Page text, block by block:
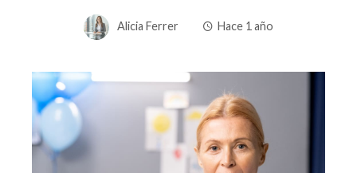
Alicia Ferrer Hace 1 año